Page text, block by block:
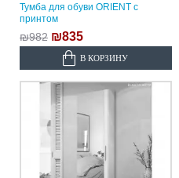
Тумба для обуви ORIENT с
принтом
₪982 ₪835
В КОРЗИНУ